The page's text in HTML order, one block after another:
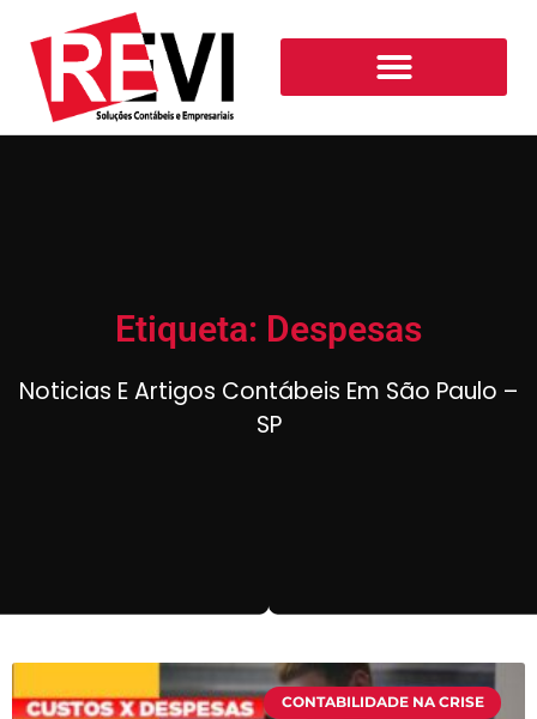
Etiqueta: Despesas
Noticias E Artigos Contábeis Em São Paulo –
SP
CONTABILIDADE NA CRISE